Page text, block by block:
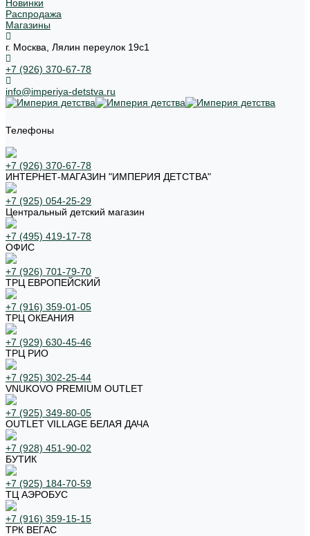
Новинки
Распродажа
Магазины
г. Москва, Лялин переулок 19с1
+7 (926) 370-67-78
info@imperiya-detstva.ru
Телефоны
+7 (926) 370-67-78
ИНТЕРНЕТ-МАГАЗИН "ИМПЕРИЯ ДЕТСТВА"
+7 (925) 054-25-29
Центральный детский магазин
+7 (495) 419-17-78
ОФИС
+7 (926) 701-79-70
ТРЦ ЕВРОПЕЙСКИЙ
+7 (916) 359-01-05
ТРЦ ОКЕАНИЯ
+7 (929) 630-45-46
ТРЦ РИО
+7 (925) 302-25-44
VNUKOVO PREMIUM OUTLET
+7 (925) 349-80-05
OUTLET VILLAGE БЕЛАЯ ДАЧА
+7 (928) 451-90-02
БУТИК
+7 (925) 184-70-59
ТЦ АЭРОБУС
+7 (916) 359-15-15
ТРК ВЕГАС